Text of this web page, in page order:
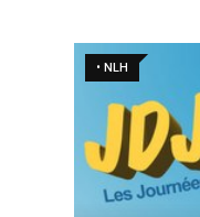
• NLH